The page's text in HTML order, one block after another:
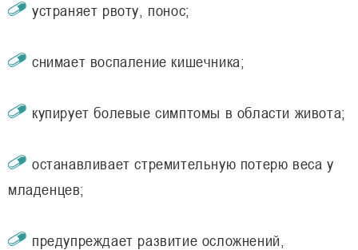
устраняет рвоту, понос;
снимает воспаление кишечника;
купирует болевые симптомы в области живота;
останавливает стремительную потерю веса у
младенцев;
предупреждает развитие осложнений,